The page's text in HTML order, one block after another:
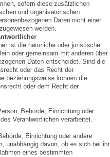
sofern diese zusätzlichen
und organisatorischen
Daten nicht einer
werden.
ist die natürliche oder juristische
oder gemeinsam mit anderen über
Daten entscheidet. Sind die
oder das Recht der
beziehungsweise können die
oder dem Recht der
Behörde, Einrichtung oder
Verantwortlichen verarbeitet.
Einrichtung oder andere
unabhängig davon, ob es sich bei ihr
eines bestimmten